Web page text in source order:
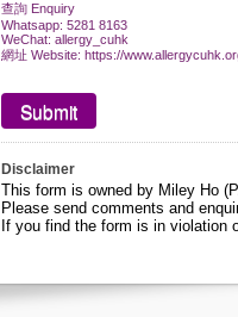
查詢 Enquiry
Whatsapp: 5281 8163
WeChat: allergy_cuhk
網址 Website: https://
Disclaimer
This form is owned by Miley Ho
Please send comments and
If you find the form is in violation